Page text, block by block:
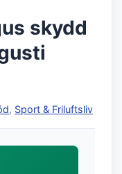
skydd
, Sport & Friluftsliv